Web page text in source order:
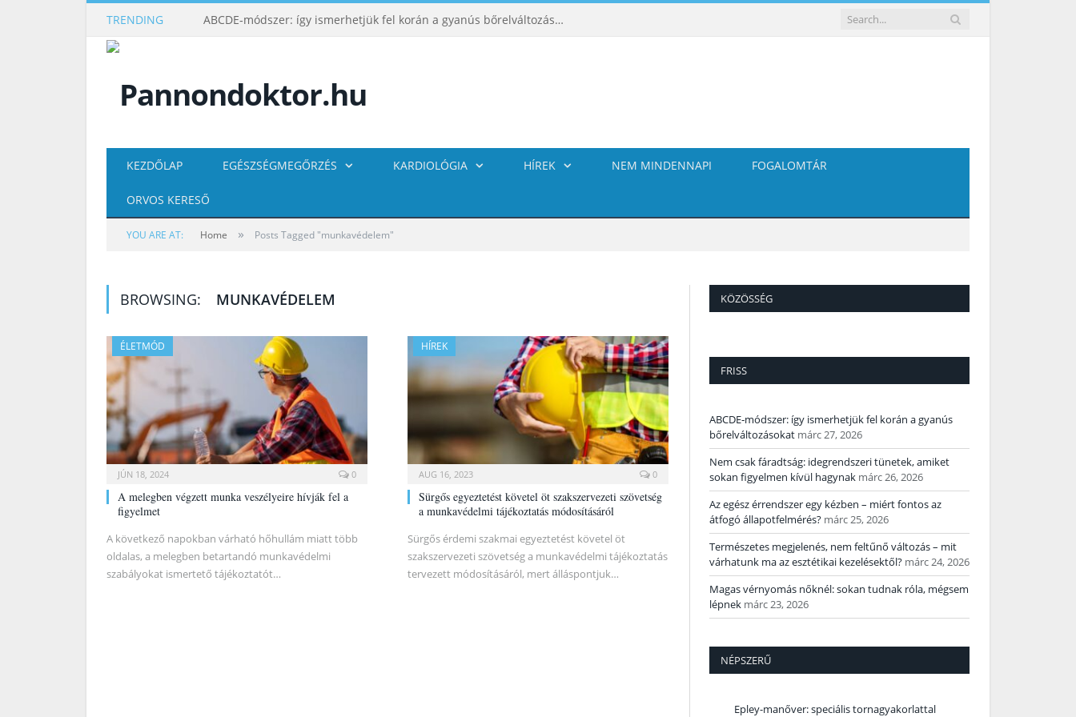
TRENDING ABCDE‑módszer: így ismerhetjük fel korán a gyanús bőrelváltozásokat
KEZDŐLAP EGÉSZSÉGMEGŐRZÉS KARDIOLÓGIA HÍREK NEM MINDENNAPI FOGALOMTÁR
ORVOS KERESŐ
YOU ARE AT: Home » Posts Tagged "munkavédelem"
BROWSING: MUNKAVÉDELEM
ÉLETMÓD
JÚN 18, 2024 0
A melegben végzett munka veszélyeire hívják fel a
figyelmet
A következő napokban várható hőhullám miatt több
oldalas, a melegben betartandó munkavédelmi
szabályokat ismertető tájékoztatót…
HÍREK
AUG 16, 2023 0
Sürgős egyeztetést követel öt szakszervezeti szövetség
a munkavédelmi tájékoztatás módosításáról
Sürgős érdemi szakmai egyeztetést követel öt
szakszervezeti szövetség a munkavédelmi tájékoztatás
tervezett módosításáról, mert álláspontjuk…
KÖZÖSSÉG
FRISS
ABCDE‑módszer: így ismerhetjük fel korán a gyanús
bőrelváltozásokat márc 27, 2026
Nem csak fáradtság: idegrendszeri tünetek, amiket
sokan figyelmen kívül hagynak márc 26, 2026
Az egész érrendszer egy kézben – miért fontos az
átfogó állapotfelmérés? márc 25, 2026
Természetes megjelenés, nem feltűnő változás – mit
várhatunk ma az esztétikai kezelésektől? márc 24, 2026
Magas vérnyomás nőknél: sokan tudnak róla, mégsem
lépnek márc 23, 2026
NÉPSZERŰ
Epley-manőver: speciális tornagyakorlattal